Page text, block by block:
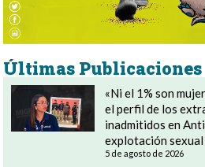
Últimas Publicaciones
«Ni el 1% son
el perfil de los
inadmitidos en
explotación sexual
5 de agosto de 2026